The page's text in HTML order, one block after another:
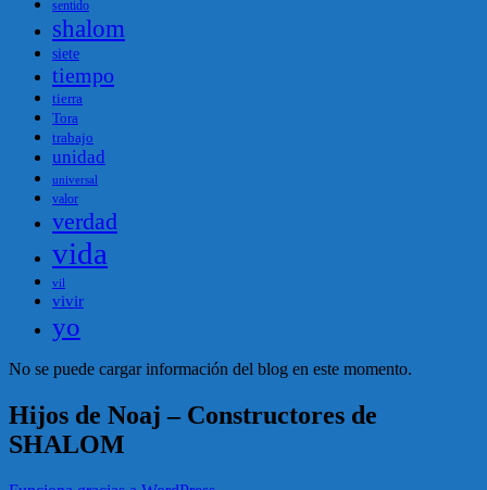
sentido
shalom
siete
tiempo
tierra
Tora
trabajo
unidad
universal
valor
verdad
vida
vil
vivir
yo
No se puede cargar información del blog en este momento.
Hijos de Noaj – Constructores de
SHALOM